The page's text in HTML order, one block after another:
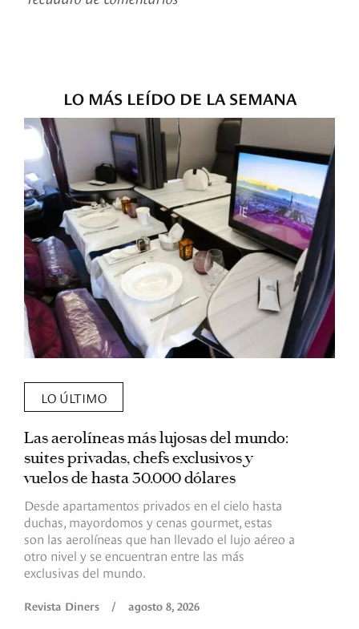
LO MÁS LEÍDO DE LA SEMANA
LO ÚLTIMO
Las aerolíneas más lujosas del mundo:
suites privadas, chefs exclusivos y
vuelos de hasta 30.000 dólares
Desde apartamentos privados en el cielo hasta
duchas, mayordomos y cenas gourmet, estas
son las aerolíneas que han llevado el lujo aéreo a
otro nivel y se encuentran entre las más
exclusivas del mundo.
Revista Diners / agosto 8, 2026